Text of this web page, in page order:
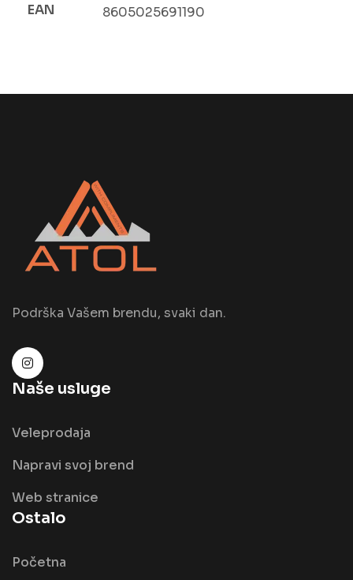
EAN 8605025691190
Podrška Vašem brendu, svaki dan.
Naše usluge
Veleprodaja
Napravi svoj brend
Web stranice
Ostalo
Početna